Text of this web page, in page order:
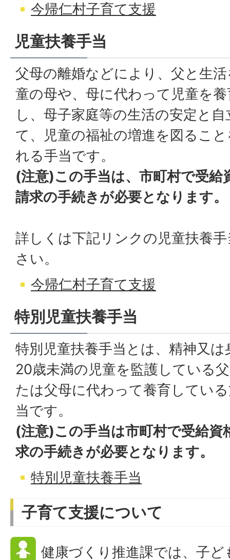
今帰仁村子育て支援
児童扶養手当
父母の離婚などにより、父と生
童の母や、母に代わって児童を
し、母子家庭等の生活の安定と
て、児童の福祉の増進を図るこ
れる手当です。
(注意)この手当は、市町村で受給
請求の手続きが必要となります。
詳しくは下記リンクの児童扶養
さい。
今帰仁村子育て支援
特別児童扶養手当
特別児童扶養手当とは、精神又
20歳未満の児童を監護している
たは父母に代わって養育してい
当です。
(注意)この手当は市町村で受給資
求の手続きが必要となります。
特別児童扶養手当
子育て支援について
健康づくり推進課では、子